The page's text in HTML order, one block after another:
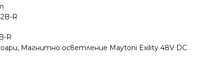
R
R
, Магнитно осветление Maytoni Exility 48V DC